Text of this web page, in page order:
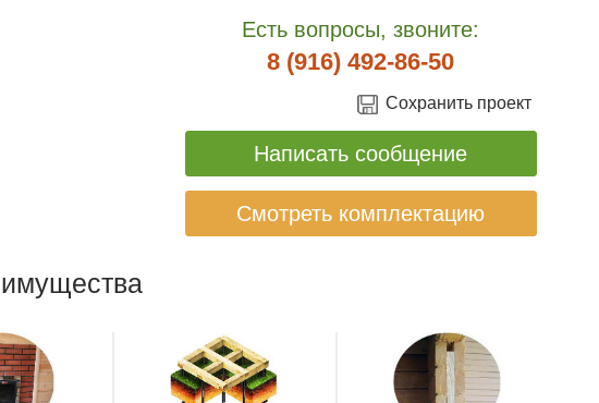
Есть вопросы, звоните:
8 (916) 492-86-50
Сохранить проект
Написать сообщение
Смотреть комплектацию